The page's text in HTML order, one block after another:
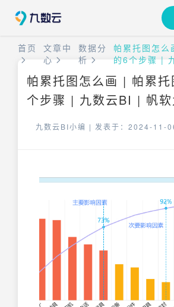
首页
文章中
心
数据分
析
帕累托图怎
的6个步骤 |
帕累托图怎么画 | 帕累
个步骤 | 九数云BI | 帆软
九数云BI小编 | 发表于：2024-11-